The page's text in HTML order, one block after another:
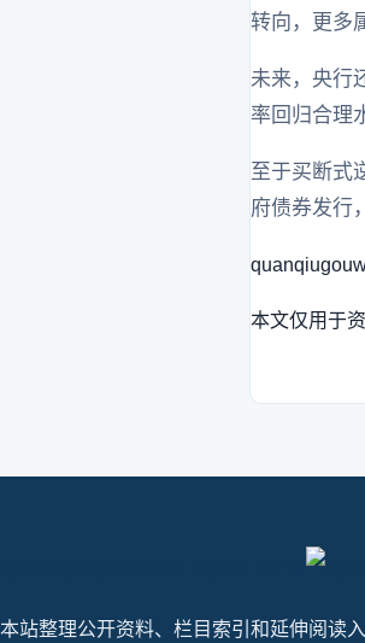
转向，更多
未来，央行
率回归合理
至于买断式
府债券发行
本文仅用于
本站整理公开资料、栏目索引和延伸阅读